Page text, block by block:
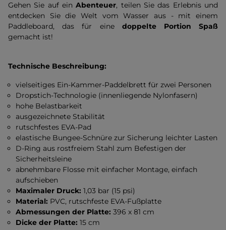
Gehen Sie auf einAbenteuer, teilen Sie das Erlebnis und
entdecken Sie die Welt vom Wasser aus - mit einem
Paddleboard, das für eine doppelte Portion Spaß
gemacht ist!
Technische Beschreibung:
vielseitiges Ein-Kammer-Paddelbrett für zwei Personen
Dropstich-Technologie (innenliegende Nylonfasern)
hohe Belastbarkeit
ausgezeichnete Stabilität
rutschfestes EVA-Pad
elastische Bungee-Schnüre zur Sicherung leichter Lasten
D-Ring aus rostfreiem Stahl zum Befestigen der
Sicherheitsleine
abnehmbare Flosse mit einfacher Montage, einfach
aufschieben
Maximaler Druck:1,03 bar (15 psi)
Material: PVC, rutschfeste EVA-Fußplatte
Abmessungen der Platte:396 x 81 cm
Dicke der Platte:15 cm